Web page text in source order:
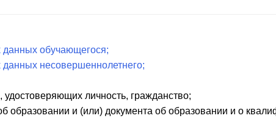
данных обучающегося;
данных несовершеннолетнего;
личность, гражданство;
образовании и (или) документа об образовании и о